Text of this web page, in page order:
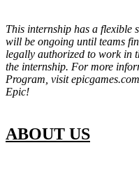
This internship has a flexible
will be ongoing until teams
legally authorized to work in
the internship. For more
Program, visit
Epic!
ABOUT US